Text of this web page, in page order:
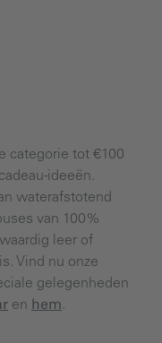
categorie tot €100
ideeën.
waterafstotend
van 100%
leer of
Vind nu onze
gelegenheden
en hem.